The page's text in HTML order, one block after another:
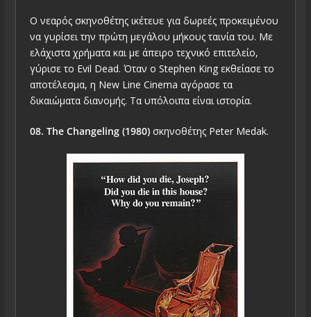
Ο νεαρός σκηνοθέτης ικέτευε για δωρεές προκειμένου
να γυρίσει την πρώτη μεγάλου μήκους ταινία του. Με
ελάχιστα χρήματα και με άπειρο τεχνικό επιτελείο,
γύρισε το Evil Dead. Όταν ο Stephen King εκθείασε το
αποτέλεσμα, η New Line Cinema αγόρασε τα
δικαιώματα διανομής. Τα υπόλοιπα είναι ιστορία.
08. The Changeling (1980)σκηνοθέτης Peter Medak.